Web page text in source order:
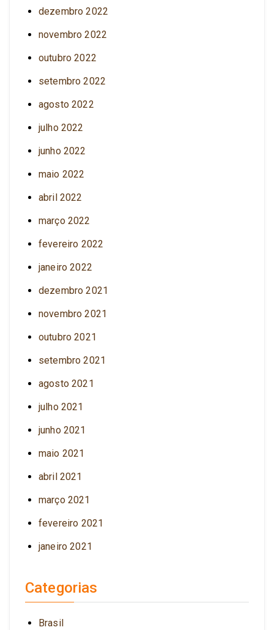
dezembro 2022
novembro 2022
outubro 2022
setembro 2022
agosto 2022
julho 2022
junho 2022
maio 2022
abril 2022
março 2022
fevereiro 2022
janeiro 2022
dezembro 2021
novembro 2021
outubro 2021
setembro 2021
agosto 2021
julho 2021
junho 2021
maio 2021
abril 2021
março 2021
fevereiro 2021
janeiro 2021
Categorias
Brasil